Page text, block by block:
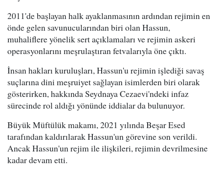
2011'de başlayan halk ayaklanmasının ardından rejimin en
önde gelen savunucularından biri olan Hassun,
muhaliflere yönelik sert açıklamaları ve rejimin askeri
operasyonlarını meşrulaştıran fetvalarıyla öne çıktı.
İnsan hakları kuruluşları, Hassun'u rejimin işlediği savaş
suçlarına dini meşruiyet sağlayan isimlerden biri olarak
gösterirken, hakkında Seydnaya Cezaevi'ndeki infaz
sürecinde rol aldığı yönünde iddialar da bulunuyor.
Büyük Müftülük makamı, 2021 yılında Beşar Esed
tarafından kaldırılarak Hassun'un görevine son verildi.
Ancak Hassun'un rejim ile ilişkileri, rejimin devrilmesine
kadar devam etti.